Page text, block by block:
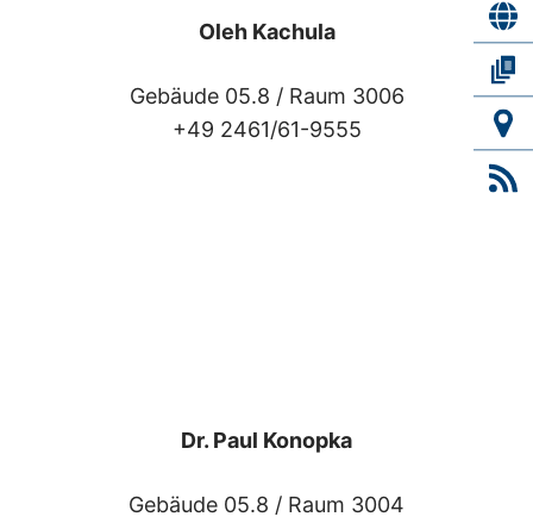
Oleh Kachula
Gebäude 05.8 / Raum 3006
+49 2461/61-9555
Dr. Paul Konopka
Gebäude 05.8 / Raum 3004